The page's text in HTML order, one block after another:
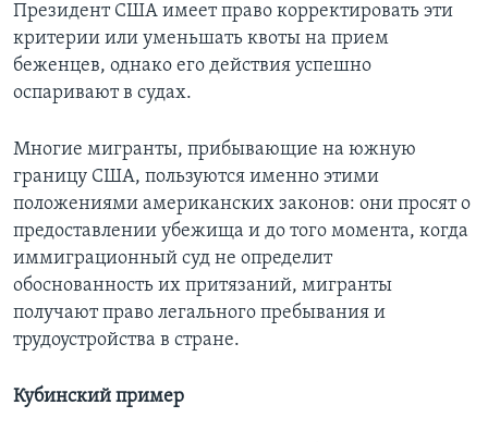
Президент США имеет право корректировать эти
критерии или уменьшать квоты на прием
беженцев, однако его действия успешно
оспаривают в судах.
Многие мигранты, прибывающие на южную
границу США, пользуются именно этими
положениями американских законов: они просят о
предоставлении убежища и до того момента, когда
иммиграционный суд не определит
обоснованность их притязаний, мигранты
получают право легального пребывания и
трудоустройства в стране.
Кубинский пример